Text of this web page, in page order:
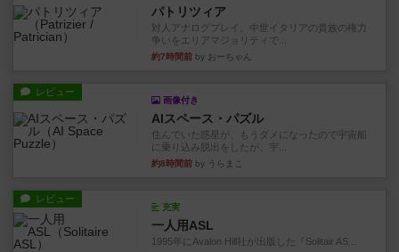
パトリツィア
対人アナログプレイ。中世イタリアの貴族の権力
争いをエリアマジョリティで...
約7時間前 by おーちゃん
レビュー
画像付き
AIスペース・パズル
住んでいた惑星が、もうダメになったので宇宙船
に乗り込み脱出をしたが、宇...
約8時間前 by うらまこ
レビュー
充実
一人用ASL
1995年にAvalon Hill社が出版した『Solitair AS...